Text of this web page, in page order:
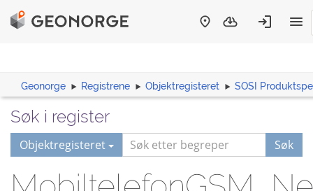
Geonorge Registrene Objektregisteret SOSI
Søk i register
Objektregisteret Søk